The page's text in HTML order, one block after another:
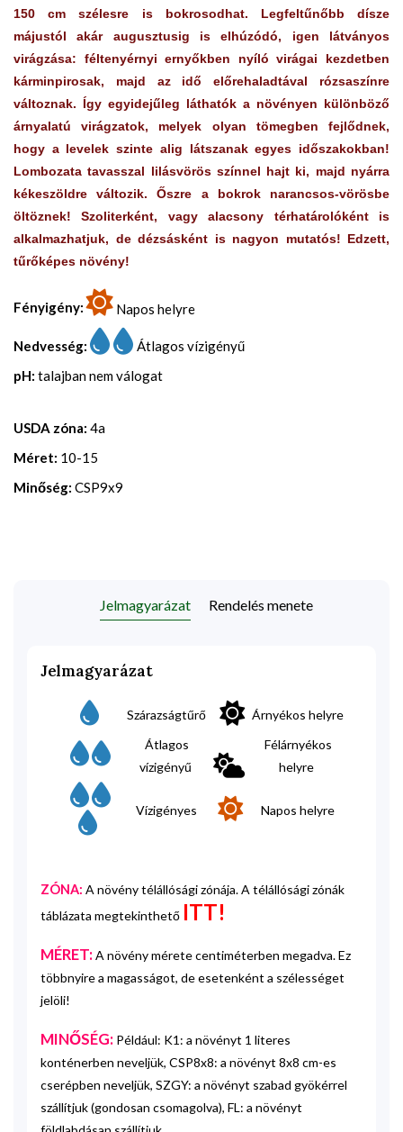
150 cm szélesre is bokrosodhat. Legfeltűnőbb dísze
májustól akár augusztusig is elhúzódó, igen látványos
virágzása: féltenyérnyi ernyőkben nyíló virágai kezdetben
kárminpirosak, majd az idő előrehaladtával rózsaszínre
változnak. Így egyidejűleg láthatók a növényen különböző
árnyalatú virágzatok, melyek olyan tömegben fejlődnek,
hogy a levelek szinte alig látszanak egyes időszakokban!
Lombozata tavasszal lilásvörös színnel hajt ki, majd nyárra
kékeszöldre változik. Őszre a bokrok narancsos-vörösbe
öltöznek! Szoliterként, vagy alacsony térhatárolóként is
alkalmazhatjuk, de dézsásként is nagyon mutatós! Edzett,
tűrőképes növény!
Fényigény: Napos helyre
Nedvesség:
Átlagos vízigényű
pH: talajban nem válogat
USDA zóna: 4a
Méret: 10-15
Minőség: CSP9x9
Jelmagyarázat Rendelés menete
Jelmagyarázat
Szárazságtűrő
Árnyékos helyre
Átlagos
vízigényű
Félárnyékos
helyre
Vízigényes Napos helyre
ZÓNA: A növény télállósági zónája. A télállósági zónák
táblázata megtekinthető ITT!
MÉRET:A növény mérete centiméterben megadva. Ez
többnyire a magasságot, de esetenként a szélességet
jelöli!
MINŐSÉG: Például: K1: a növényt 1 literes
konténerben neveljük, CSP8x8: a növényt 8x8 cm-es
cserépben neveljük, SZGY: a növényt szabad gyökérrel
szállítjuk (gondosan csomagolva), FL: a növényt